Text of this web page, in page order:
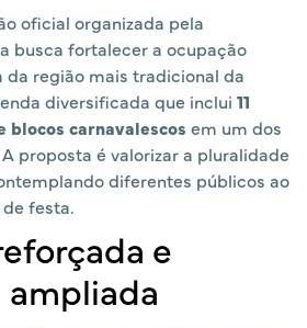
oficial organizada pela
busca fortalecer a ocupação
região mais tradicional da
diversificada que inclui 11
blocos carnavalescos em um dos
proposta é valorizar a pluralidade
diferentes públicos ao
festa.
e